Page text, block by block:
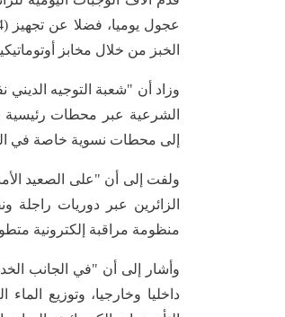
الخبز من خلال مخابز
وزاد أن "شعبة التوجيه
الشرعية عبر محطات
إلى محطات نسوية خاصة في
ولفت إلى أن "على الصعيد
الزائرين عبر دوريات
منظومة مراقبة إلكترونية
وأشار إلى أن "في الجانب
داخليا وخارجيا، وتوزيع